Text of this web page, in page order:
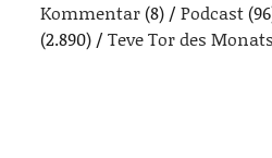
Kommentar(8) Podcast
(2.890)
Teve Tor des Monats